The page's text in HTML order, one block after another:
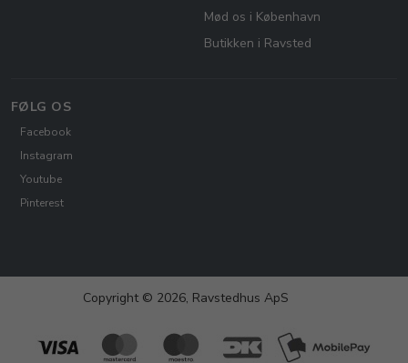
Mød os i København
Butikken i Ravsted
FØLG OS
Facebook
Instagram
Youtube
Pinterest
Copyright © 2026, Ravstedhus ApS